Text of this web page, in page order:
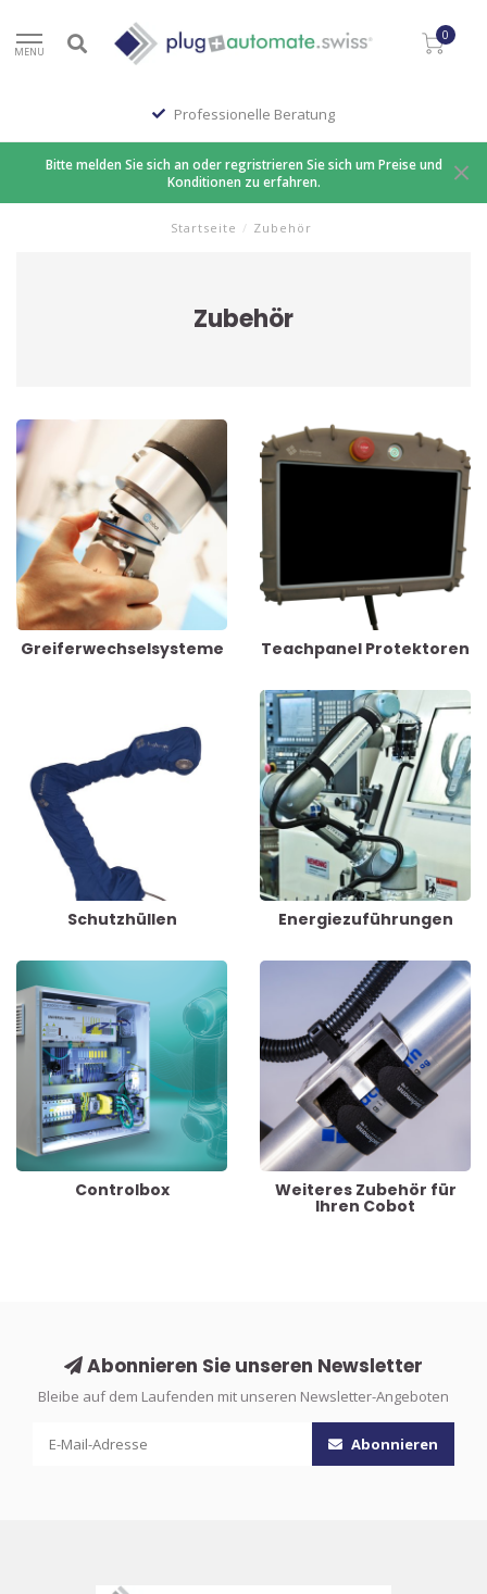
MENU
0
Professionelle Beratung
Bitte melden Sie sich an oder regristrieren Sie sich um Preise und
Konditionen zu erfahren.
Startseite / Zubehör
Zubehör
Greiferwechselsysteme Teachpanel Protektoren
Schutzhüllen Energiezuführungen
Controlbox Weiteres Zubehör für
Ihren Cobot
Abonnieren Sie unseren Newsletter
Bleibe auf dem Laufenden mit unseren Newsletter-Angeboten
Abonnieren